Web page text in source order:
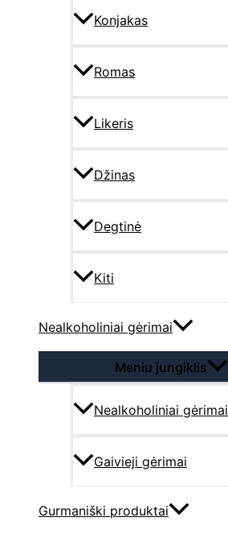
Konjakas
Romas
Likeris
Džinas
Degtinė
Kiti
Nealkoholiniai gėrimai
Meniu jungiklis
Nealkoholiniai gėrimai
Gaivieji gėrimai
Gurmaniški produktai